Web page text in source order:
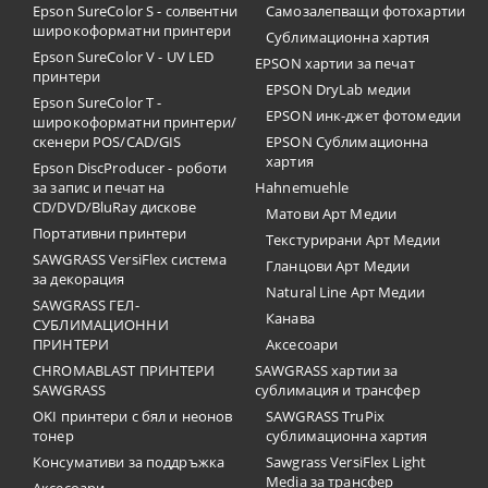
Epson SureColor S - солвентни
широкоформатни принтери
Epson SureColor V - UV LED
принтери
Epson SureColor T -
широкоформатни принтери/
скенери POS/CAD/GIS
Epson DiscProducer - роботи
за запис и печат на
CD/DVD/BluRay дискове
Портативни принтери
SAWGRASS VersiFlex система
за декорация
SAWGRASS ГЕЛ-
СУБЛИМАЦИОННИ
ПРИНТЕРИ
CHROMABLAST ПРИНТЕРИ
SAWGRASS
OKI принтери с бял и неонов
тонер
Консумативи за поддръжка
Самозалепващи фотохартии
Сублимационна хартия
EPSON хартии за печат
EPSON DryLab медии
EPSON инк-джет фотомедии
EPSON Сублимационна
хартия
Hahnemuehle
Матови Арт Медии
Текстурирани Арт Медии
Гланцови Арт Медии
Natural Line Арт Медии
Канава
Аксесоари
SAWGRASS хартии за
сублимация и трансфер
SAWGRASS TruPix
сублимационна хартия
Sawgrass VersiFlex Light
Media за трансфер